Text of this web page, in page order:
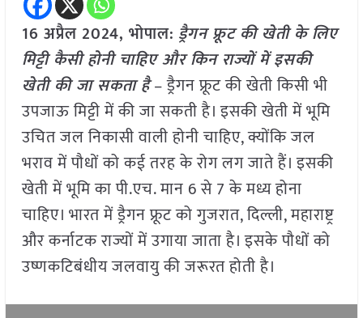
16 अप्रैल 2024, भोपाल: ड्रैगन फ्रूट की खेती के लिए
मिट्टी कैसी होनी चाहिए और किन राज्यों में इसकी
खेती की जा सकता है– ड्रैगन फ्रूट की खेती किसी भी
उपजाऊ मिट्टी में की जा सकती है। इसकी खेती में भूमि
उचित जल निकासी वाली होनी चाहिए, क्योंकि जल
भराव में पौधों को कई तरह के रोग लग जाते हैं। इसकी
खेती में भूमि का पी.एच. मान 6 से 7 के मध्य होना
चाहिए। भारत में ड्रैगन फ्रूट को गुजरात, दिल्ली, महाराष्ट्र
और कर्नाटक राज्यों में उगाया जाता है। इसके पौधों को
उष्णकटिबंधीय जलवायु की जरूरत होती है।